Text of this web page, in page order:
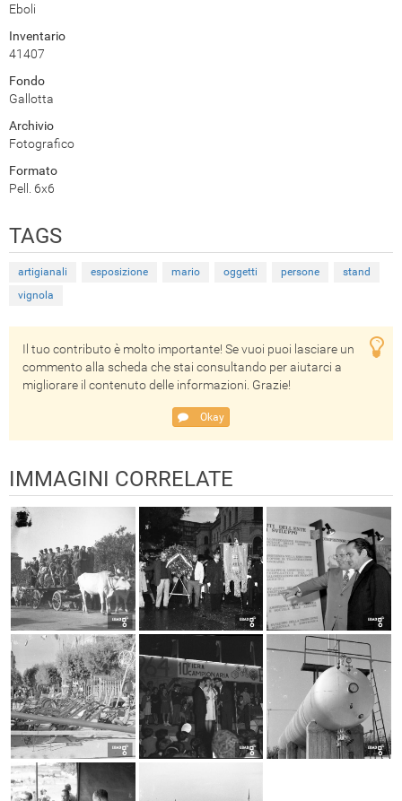
Eboli
Inventario
41407
Fondo
Gallotta
Archivio
Fotografico
Formato
Pell. 6x6
TAGS
artigianali esposizione mario oggetti persone
stand
vignola
Il tuo contributo è molto importante! Se vuoi puoi lasciare un
commento alla scheda che stai consultando per aiutarci a
migliorare il contenuto delle informazioni. Grazie!
Okay
IMMAGINI CORRELATE